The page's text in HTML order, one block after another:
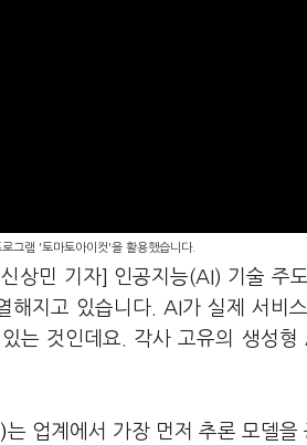
그램 '토마토아이컷'을 활용했습니다.
상민 기자] 인공지능(AI) 기술 주
해지고 있습니다. AI가 실제 서비
는 것인데요. 각사 고유의 생성
는 업계에서 가장 먼저 추론 모델